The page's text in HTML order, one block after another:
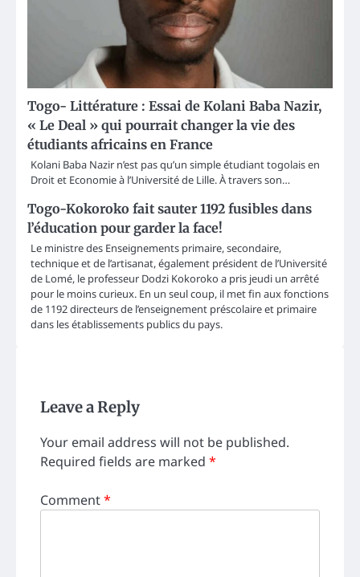
Togo- Littérature : Essai de Kolani Baba Nazir,
« Le Deal » qui pourrait changer la vie des
étudiants africains en France
Kolani Baba Nazir n’est pas qu’un simple étudiant togolais en
Droit et Economie à l’Université de Lille. À travers son…
Togo-Kokoroko fait sauter 1192 fusibles dans
l’éducation pour garder la face!
Le ministre des Enseignements primaire, secondaire,
technique et de l’artisanat, également président de l’Université
de Lomé, le professeur Dodzi Kokoroko a pris jeudi un arrêté
pour le moins curieux. En un seul coup, il met fin aux fonctions
de 1192 directeurs de l’enseignement préscolaire et primaire
dans les établissements publics du pays.
Leave a Reply
Your email address will not be published.
Required fields are marked *
Comment*